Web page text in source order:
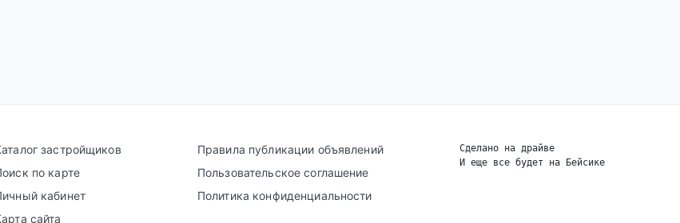
застройщиков
по карте
кабинет
сайта
Правила публикации объявлений
Пользовательское соглашение
Политика конфиденциальности
Сделано на драйве
И еще все будет на Бейсике